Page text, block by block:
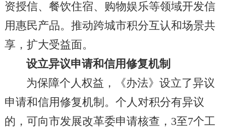
资授信、餐饮住宿、购物娱乐等领域开发信
用惠民产品。推动跨城市积分互认和场景共
享，扩大受益面。
设立异议申请和信用修复机制
为保障个人权益，《办法》设立了异议
申请和信用修复机制。个人对积分有异议
的，可向市发展改革委申请核查，3至7个工